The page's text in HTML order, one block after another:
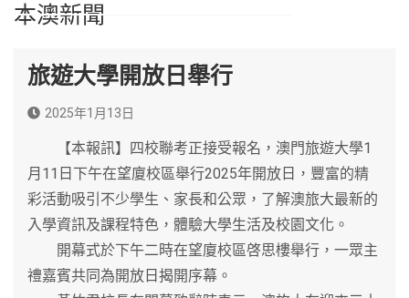
本澳新聞
旅遊大學開放日舉行
2025年1月13日
【本報訊】四校聯考正接受報名，澳門旅遊大學1
月11日下午在望廈校區舉行2025年開放日，豐富的精
彩活動吸引不少學生、家長和公眾，了解澳旅大最新的
入學資訊及課程特色，體驗大學生活及校園文化。
開幕式於下午二時在望廈校區啓思樓舉行，一眾主
禮嘉賓共同為開放日揭開序幕。